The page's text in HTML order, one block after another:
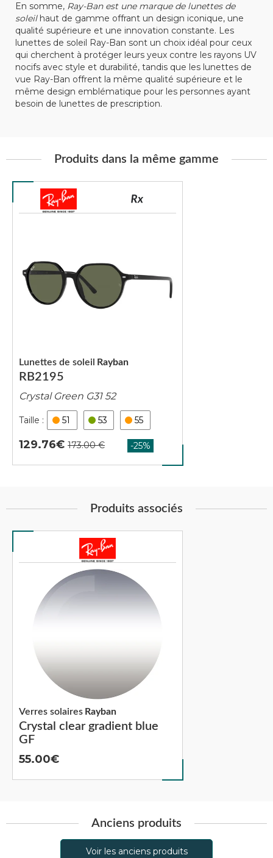
En somme, Ray-Ban est une marque de lunettes de
soleilhaut de gamme offrant un design iconique, une
qualité supérieure et une innovation constante. Les
lunettes de soleil Ray-Ban sont un choix idéal pour ceux
qui cherchent à protéger leurs yeux contre les rayons UV
nocifs avec style et durabilité, tandis que les lunettes de
vue Ray-Ban offrent la même qualité supérieure et le
même design emblématique pour les personnes ayant
besoin de lunettes de prescription.
Produits dans la même gamme
RB2195
Lunettes de soleil Rayban
Crystal Green G31 52
51 53 55
129.76
Produits associés
Crystal clear gradient blue
GF
Verres solaires Rayban
55.00
Anciens produits
Voir les anciens produits